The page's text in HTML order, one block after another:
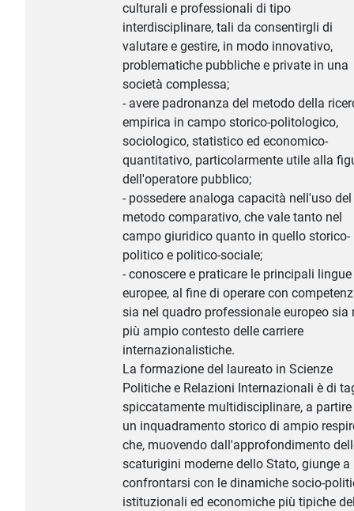
culturali e professionali di tipo
interdisciplinare, tali da consentirgli di
valutare e gestire, in modo innovativo,
problematiche pubbliche e private in una
società complessa;
- avere padronanza del metodo della
empirica in campo storico-politologico,
sociologico, statistico ed economico-
quantitativo, particolarmente utile alla
dell'operatore pubblico;
- possedere analoga capacità nell'uso del
metodo comparativo, che vale tanto nel
campo giuridico quanto in quello storico-
politico e politico-sociale;
- conoscere e praticare le principali lingue
europee, al fine di operare con
sia nel quadro professionale europeo sia
più ampio contesto delle carriere
internazionalistiche.
La formazione del laureato in Scienze
Politiche e Relazioni Internazionali è di
spiccatamente multidisciplinare, a
un inquadramento storico di ampio
che, muovendo dall'approfondimento
scaturigini moderne dello Stato, giunge a
confrontarsi con le dinamiche socio-
istituzionali ed economiche più tipiche